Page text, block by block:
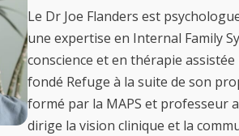
Le Dr Joe Flanders est
une expertise en Internal Family
conscience et en thérapie
fondé Refuge à la suite de son
formé par la MAPS et professeur
dirige la vision clinique et la